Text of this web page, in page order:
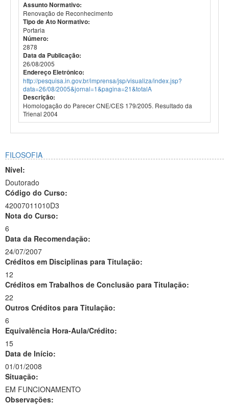
Assunto Normativo:
Renovação de Reconhecimento
Tipo de Ato Normativo:
Portaria
Número:
2878
Data da Publicação:
26/08/2005
Endereço Eletrônico:
http://pesquisa.in.gov.br/imprensa/jsp/visualiza/index.jsp?
data=26/08/2005&jornal=1&pagina=21&totalA
Descrição:
Homologação do Parecer CNE/CES 179/2005. Resultado da
Trienal 2004
FILOSOFIA
Nível:
Doutorado
Código do Curso:
42007011010D3
Nota do Curso:
6
Data da Recomendação:
24/07/2007
Créditos em Disciplinas para Titulação:
12
Créditos em Trabalhos de Conclusão para Titulação:
22
Outros Créditos para Titulação:
6
Equivalência Hora-Aula/Crédito:
15
Data de Início:
01/01/2008
Situação:
EM FUNCIONAMENTO
Observações: